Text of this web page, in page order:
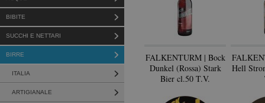
BIBITE
SUCCHI E NETTARI
BIRRE
ITALIA
ARTIGIANALE
FALKENTURM | Bock
Dunkel (Rossa) Stark
Bier cl.50 T.V.
Hell